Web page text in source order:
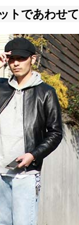
トであわせて